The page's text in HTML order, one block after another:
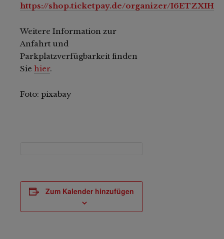
https://shop.ticketpay.de/organizer/I6ETZXIH
Weitere Information zur
Anfahrt und
Parkplatzverfügbarkeit finden
Sie hier.
Foto: pixabay
Zum Kalender hinzufügen